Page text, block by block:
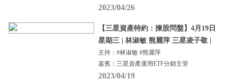
2023/04/26
【三星資產特約：揀股問盤】4月19日
星期三 | 林淑敏 熊麗萍 三星凌子敬 |
主持：#林淑敏 #熊麗萍
嘉賓：三星資產運用ETF分銷主管
2023/04/19